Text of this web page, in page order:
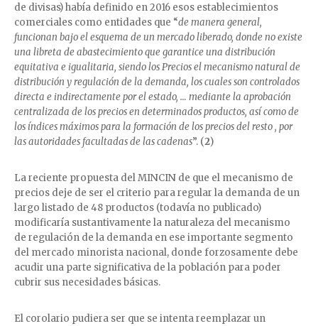
de divisas) había definido en 2016 esos establecimientos
comerciales como entidades que “de manera general,
funcionan bajo el esquema de un mercado liberado, donde no existe
una libreta de abastecimiento que garantice una distribución
equitativa e igualitaria, siendo los Precios el mecanismo natural de
distribución y regulación de la demanda, los cuales son controlados
directa e indirectamente por el estado, … mediante la aprobación
centralizada de los precios en determinados productos, así como de
los índices máximos para la formación de los precios del resto , por
las autoridades facultadas de las cadenas”. (2)
La reciente propuesta del MINCIN de que el mecanismo de
precios deje de ser el criterio para regular la demanda de un
largo listado de 48 productos (todavía no publicado)
modificaría sustantivamente la naturaleza del mecanismo
de regulación de la demanda en ese importante segmento
del mercado minorista nacional, donde forzosamente debe
acudir una parte significativa de la población para poder
cubrir sus necesidades básicas.
El corolario pudiera ser que se intenta reemplazar un